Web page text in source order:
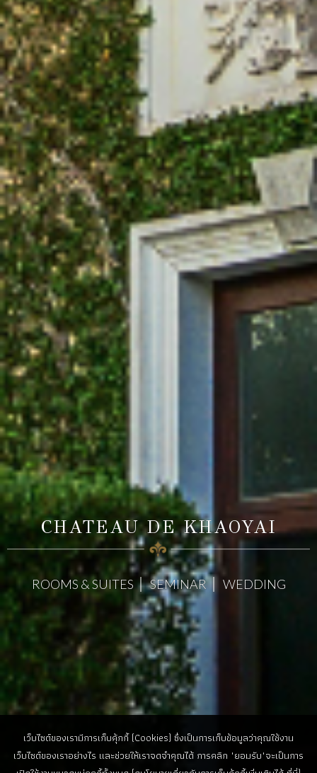
CHATEAU DE KHAOYAI
ROOMS & SUITES SEMINAR WEDDING
เว็บไซต์ของเรามีการเก็บคุ้กกี้ (Cookies) ซึ่งเป็นการเก็บข้อมูลว่าคุณใช้งาน
เว็บไซต์ของเราอย่างไร และช่วยให้เราจดจำคุณได้ การคลิก "ยอมรับ"จะเป็นการ